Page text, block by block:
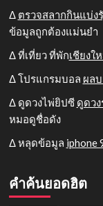
Δ ตรวจสลากกินแบ่ง
ข้อมูลถูกต้องแม่นยำ
Δ ที่เที่ยว ที่พักเชียงใ
Δ โปรแกรมบอล ผล
Δ ดูดวงไพ่ยิปซี ดูดว
หมอดูชื่อดัง
Δ หลุดข้อมูล iphone
คำค้นยอดฮิต